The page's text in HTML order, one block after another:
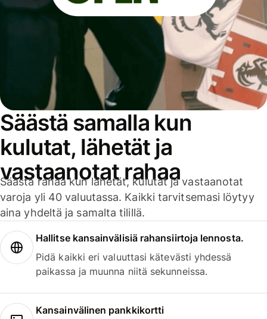
Säästä samalla kun
kulutat, lähetät ja
vastaanotat rahaa
Säästä rahaa kun lähetät, kulutat ja vastaanotat
varoja yli 40 valuutassa. Kaikki tarvitsemasi löytyy
aina yhdeltä ja samalta tilillä.
Hallitse kansainvälisiä rahansiirtoja lennosta.
Pidä kaikki eri valuuttasi kätevästi yhdessä
paikassa ja muunna niitä sekunneissa.
Kansainvälinen pankkikortti